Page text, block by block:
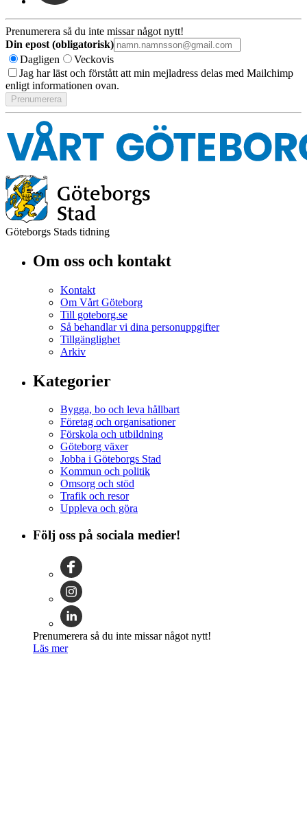
Prenumerera så du inte missar något nytt!
Din epost (obligatorisk)
Dagligen
Veckovis
Jag har läst och förstått att min mejladress delas med Mailchimp
enligt informationen ovan.
Göteborgs Stads tidning
Om oss och kontakt
Kontakt
Om Vårt Göteborg
Till goteborg.se
Så behandlar vi dina personuppgifter
Tillgänglighet
Arkiv
Kategorier
Bygga, bo och leva hållbart
Företag och organisationer
Förskola och utbildning
Göteborg växer
Jobba i Göteborgs Stad
Kommun och politik
Omsorg och stöd
Trafik och resor
Uppleva och göra
Följ oss på sociala medier!
Prenumerera så du inte missar något nytt!
Läs mer